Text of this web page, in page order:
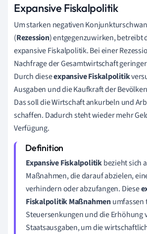
Expansive Fiskalpolitik
Um starken negativen
(Rezession) entgegenzuwirken, betreibt
expansive Fiskalpolitik. Bei einer
Nachfrage der Gesamtwirtschaft
Durch dieseexpansive Fiskalpolitik
Ausgaben und die Kaufkraft der
Das soll die Wirtschaft ankurbeln und
schaffen. Dadurch steht wieder mehr
Verfügung.
ExpansiveFiskalpolitikbezieht sich
Maßnahmen, die darauf abzielen,
verhindern oder abzufangen. Diese
Fiskalpolitik Maßnahmenumfassen
Steuersenkungen und die Erhöhung
Staatsausgaben, um die